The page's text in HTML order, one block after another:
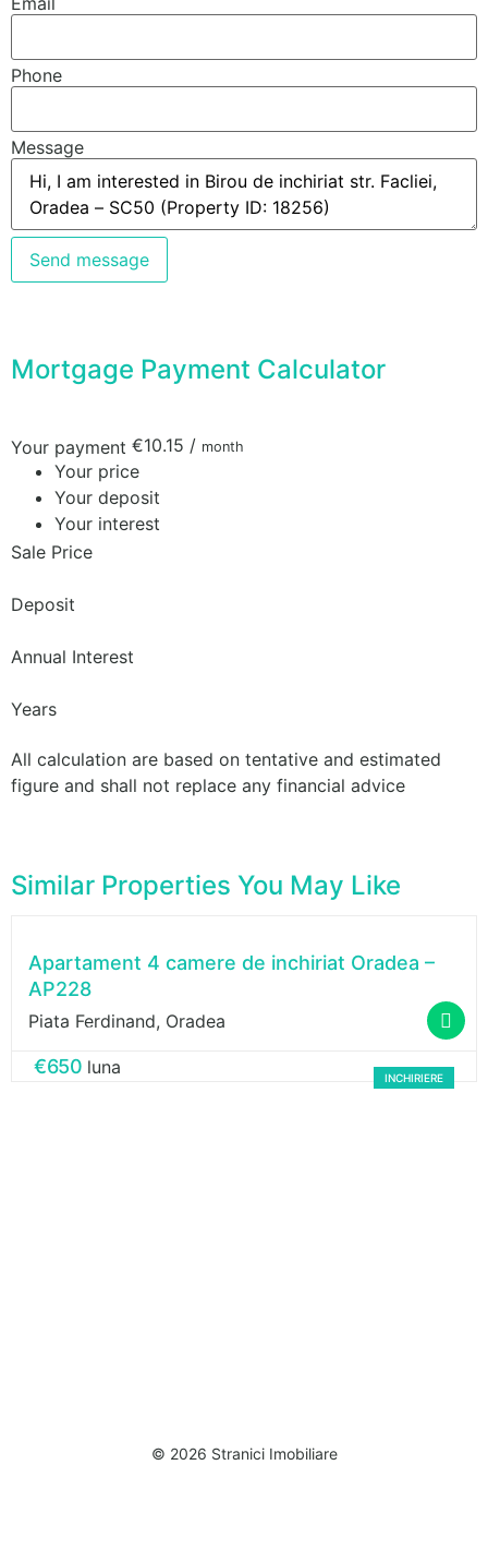
Phone
Message
Send message
Mortgage Payment Calculator
Your payment €10.15 / month
Your price
Your deposit
Your interest
Sale Price
Deposit
Annual Interest
Years
All calculation are based on tentative and estimated
figure and shall not replace any financial advice
Similar Properties You May Like
Apartament 4 camere de inchiriat Oradea –
AP228
Piata Ferdinand, Oradea
INCHIRIERE
Gabriel Stranici
€650 luna